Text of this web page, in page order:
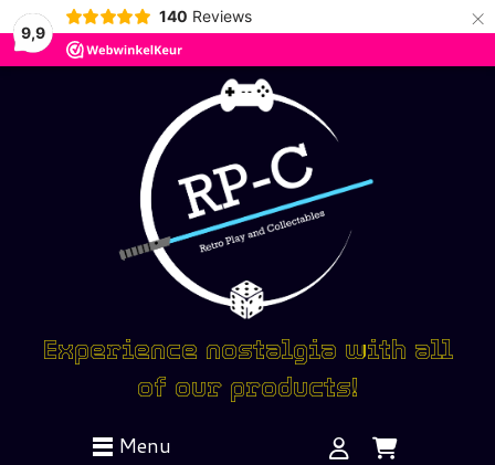
9,9
140 Reviews ×
Experience nostalgia with all
of our products!
Menu